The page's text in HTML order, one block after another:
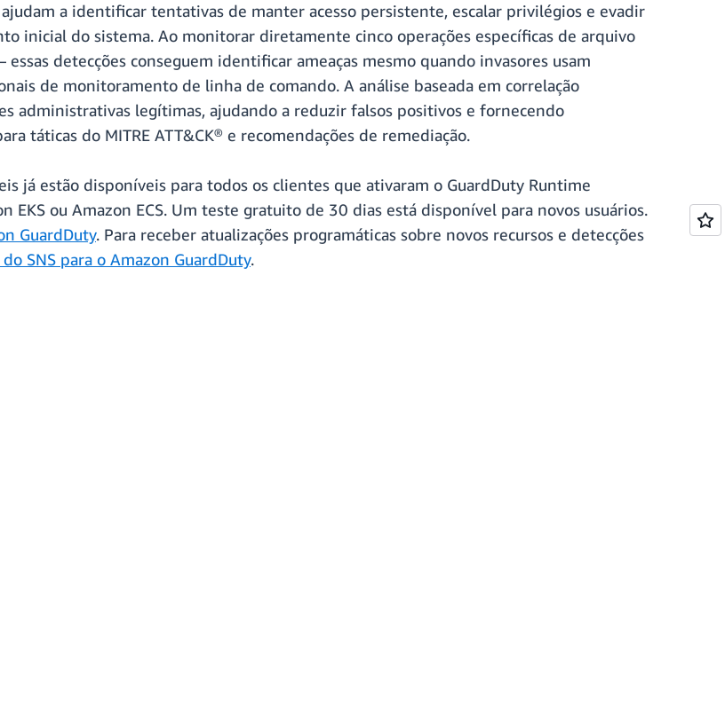
a identificar tentativas de manter acesso persistente, escalar privilégios e evadir
inicial do sistema. Ao monitorar diretamente cinco operações específicas de arquivo
detecções conseguem identificar ameaças mesmo quando invasores usam
de monitoramento de linha de comando. A análise baseada em correlação
administrativas legítimas, ajudando a reduzir falsos positivos e fornecendo
táticas do MITRE ATT&CK® e recomendações de remediação.
já estão disponíveis para todos os clientes que ativaram o GuardDuty Runtime
EKS ou Amazon ECS. Um teste gratuito de 30 dias está disponível para novos usuários.
GuardDuty. Para receber atualizações programáticas sobre novos recursos e detecções
SNS para o Amazon GuardDuty.